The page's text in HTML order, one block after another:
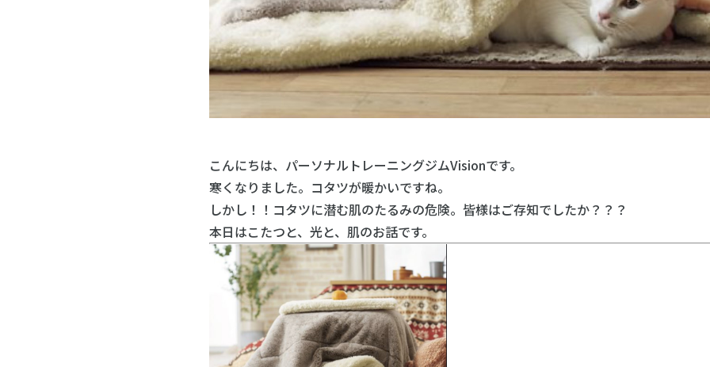
こんにちは、パーソナルトレーニングジムVisionです。
寒くなりました。コタツが暖かいですね。
しかし！！コタツに潜む肌のたるみの危険。皆様はご存知でしたか？？？
本日はこたつと、光と、肌のお話です。